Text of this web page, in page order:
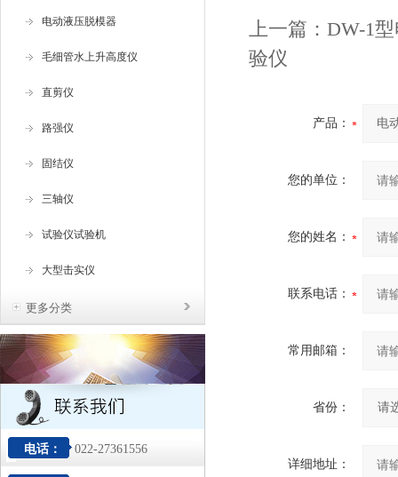
电动液压脱模器
毛细管水上升高度仪
直剪仪
路强仪
固结仪
三轴仪
试验仪试验机
大型击实仪
更多分类
电话： 022-27361556
上一篇： DW-1
验仪
产品：
您的单位：
您的姓名：
联系电话：
常用邮箱：
省份：
详细地址：